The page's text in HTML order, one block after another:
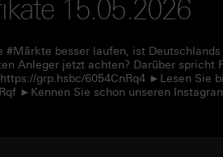
15.05.2026
#Märkte besser laufen, ist
Anleger jetzt achten? Darüber spricht
grp.hsbc/6054CnRq4 ►Lesen Sie
►Kennen Sie schon unseren